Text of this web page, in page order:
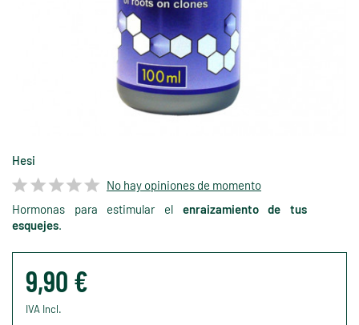
Hesi
No hay opiniones de momento
Hormonas para estimular el enraizamiento de tus
esquejes.
9,90 €
IVA Incl.